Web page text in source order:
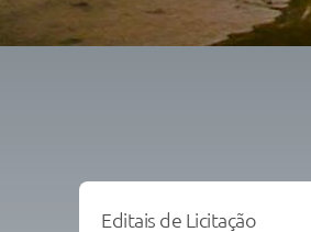
Editais de Licitação